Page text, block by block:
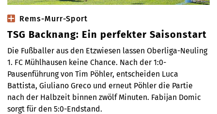
Rems-Murr-Sport
TSG Backnang: Ein perfekter Saisonstart
Die Fußballer aus den Etzwiesen lassen Oberliga-Neuling
1. FC Mühlhausen keine Chance. Nach der 1:0-
Pausenführung von Tim Pöhler, entscheiden Luca
Battista, Giuliano Greco und erneut Pöhler die Partie
nach der Halbzeit binnen zwölf Minuten. Fabijan Domic
sorgt für den 5:0-Endstand.